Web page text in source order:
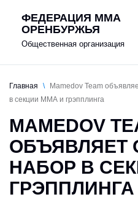
ФЕДЕРАЦИЯ ММА
ОРЕНБУРЖЬЯ
Общественная организация
О федерации
Клубы
Новости
Документы
Главная \
Mamedov Team
в секции ММА и грэпплинга
MAMEDOV
ОБЪЯВЛЯЕТ
НАБОР В
ГРЭППЛИНГА